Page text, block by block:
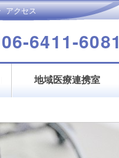
アクセス
06-6411-6081
地域医療連携室